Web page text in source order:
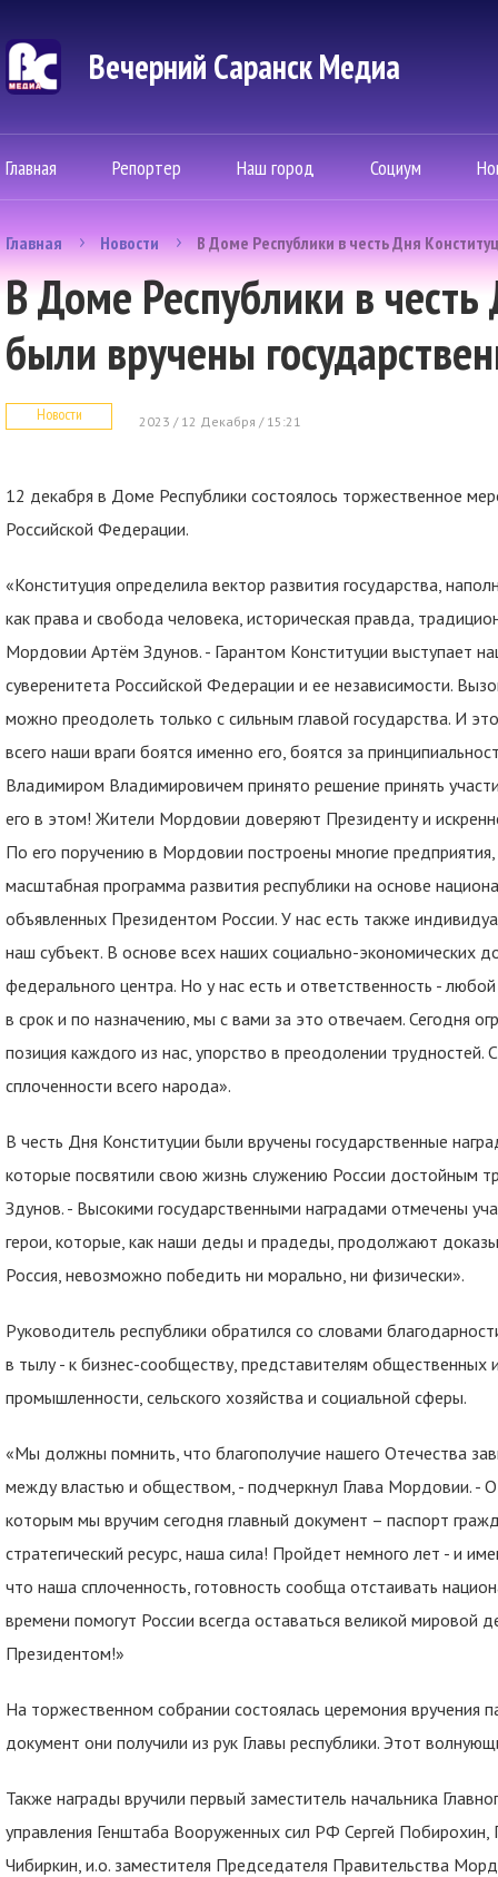
Вечерний Саранск Mедиа
Главная Репортер Наш город Социум
Главная Новости В Доме Республики в честь Дня
В Доме Республики в
были вручены
Новости 2023 / 12 Декабря / 15:21
12 декабря в Доме Республики состоялось торжественное
Российской Федерации.
«Конституция определила вектор развития государства,
как права и свобода человека, историческая правда,
Мордовии Артём Здунов. - Гарантом Конституции выступает
суверенитета Российской Федерации и ее независимости.
можно преодолеть только с сильным главой государства. И
всего наши враги боятся именно его, боятся за
Владимиром Владимировичем принято решение принять
его в этом! Жители Мордовии доверяют Президенту и
По его поручению в Мордовии построены многие
масштабная программа развития республики на основе
объявленных Президентом России. У нас есть также
наш субъект. В основе всех наших социально-экономических
федерального центра. Но у нас есть и ответственность -
в срок и по назначению, мы с вами за это отвечаем. Сегодня
позиция каждого из нас, упорство в преодолении трудностей.
сплоченности всего народа».
В честь Дня Конституции были вручены государственные
которые посвятили свою жизнь служению России достойным
Здунов. - Высокими государственными наградами отмечены
герои, которые, как наши деды и прадеды, продолжают
Россия, невозможно победить ни морально, ни физически».
Руководитель республики обратился со словами
в тылу - к бизнес-сообществу, представителям
промышленности, сельского хозяйства и социальной сферы.
«Мы должны помнить, что благополучие нашего Отечества
между властью и обществом, - подчеркнул Глава Мордовии. -
которым мы вручим сегодня главный документ – паспорт
стратегический ресурс, наша сила! Пройдет немного лет - и
что наша сплоченность, готовность сообща отстаивать
времени помогут России всегда оставаться великой
Президентом!»
На торжественном собрании состоялась церемония
документ они получили из рук Главы республики. Этот
Также награды вручили первый заместитель начальника
управления Генштаба Вооруженных сил РФ Сергей
Чибиркин, и.о. заместителя Председателя Правительства